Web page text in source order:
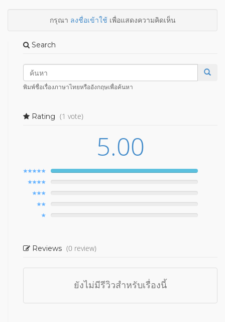
กรุณา ลงชื่อเข้าใช้เพื่อแสดงความคิดเห็น
Search
พิมพ์ชื่อเรื่องภาษาไทยหรืออังกฤษเพื่อค้นหา
Rating (1 vote)
5.00
Reviews (0 review)
ยังไม่มีรีวิวสำหรับเรื่องนี้